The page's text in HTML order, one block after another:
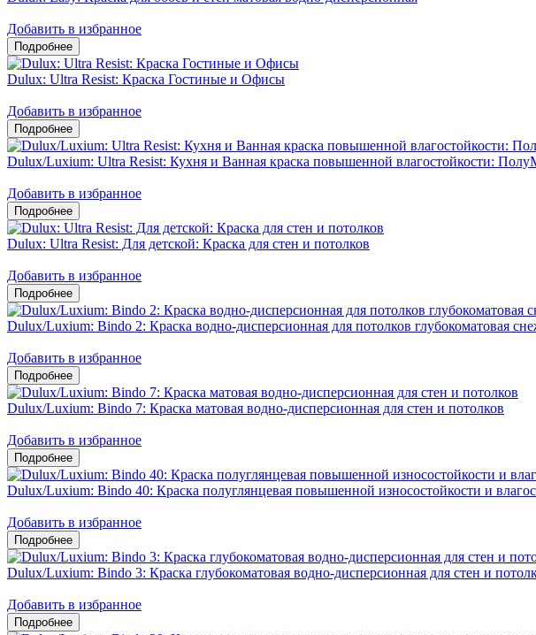
Добавить в избранное
Dulux: Ultra Resist: Краска Гостиные и Офисы
Добавить в избранное
Dulux/Luxium: Ultra Resist: Кухня и Ванная краска повышенной влагостойкости:
Добавить в избранное
Dulux: Ultra Resist: Для детской: Краска для стен и потолков
Добавить в избранное
Dulux/Luxium: Bindo 2: Краска водно-дисперсионная для потолков глубокоматовая
Добавить в избранное
Dulux/Luxium: Bindo 7: Краска матовая водно-дисперсионная для стен и потолков
Добавить в избранное
Dulux/Luxium: Bindo 40: Краска полуглянцевая повышенной износостойкости и
Добавить в избранное
Dulux/Luxium: Bindo 3: Краска глубокоматовая водно-дисперсионная для стен и
Добавить в избранное